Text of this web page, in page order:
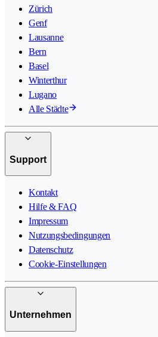
Zürich
Genf
Lausanne
Bern
Basel
Winterthur
Lugano
Alle Städte
Support
Kontakt
Hilfe & FAQ
Impressum
Nutzungsbedingungen
Datenschutz
Cookie-Einstellungen
Unternehmen